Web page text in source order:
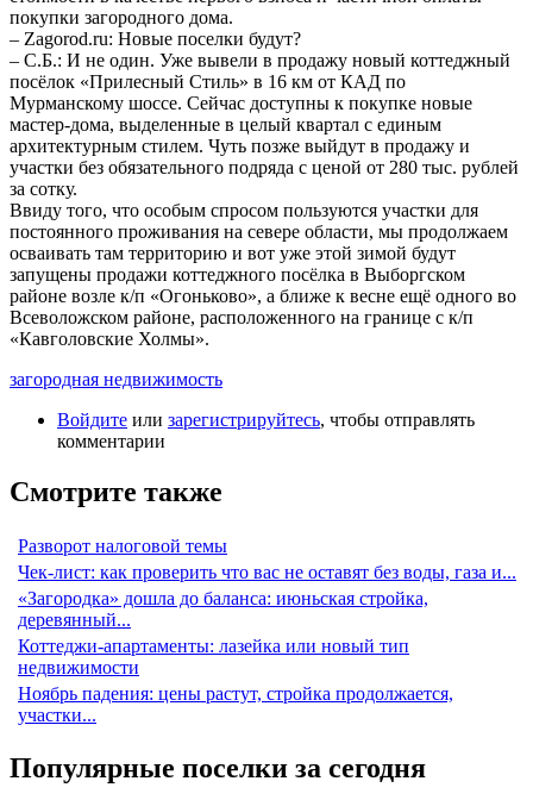
покупки загородного дома.
– Zagorod.ru: Новые поселки будут?
– С.Б.: И не один. Уже вывели в продажу новый коттеджный
посёлок «Прилесный Стиль» в 16 км от КАД по
Мурманскому шоссе. Сейчас доступны к покупке новые
мастер-дома, выделенные в целый квартал с единым
архитектурным стилем. Чуть позже выйдут в продажу и
участки без обязательного подряда с ценой от 280 тыс. рублей
за сотку.
Ввиду того, что особым спросом пользуются участки для
постоянного проживания на севере области, мы продолжаем
осваивать там территорию и вот уже этой зимой будут
запущены продажи коттеджного посёлка в Выборгском
районе возле к/п «Огоньково», а ближе к весне ещё одного во
Всеволожском районе, расположенного на границе с к/п
«Кавголовские Холмы».
загородная недвижимость
Войдите или зарегистрируйтесь, чтобы отправлять
комментарии
Смотрите также
Разворот налоговой темы
Чек-лист: как проверить что вас не оставят без воды, газа и...
«Загородка» дошла до баланса: июньская стройка,
деревянный...
Коттеджи-апартаменты: лазейка или новый тип
недвижимости
Ноябрь падения: цены растут, стройка продолжается,
участки...
Популярные поселки за сегодня